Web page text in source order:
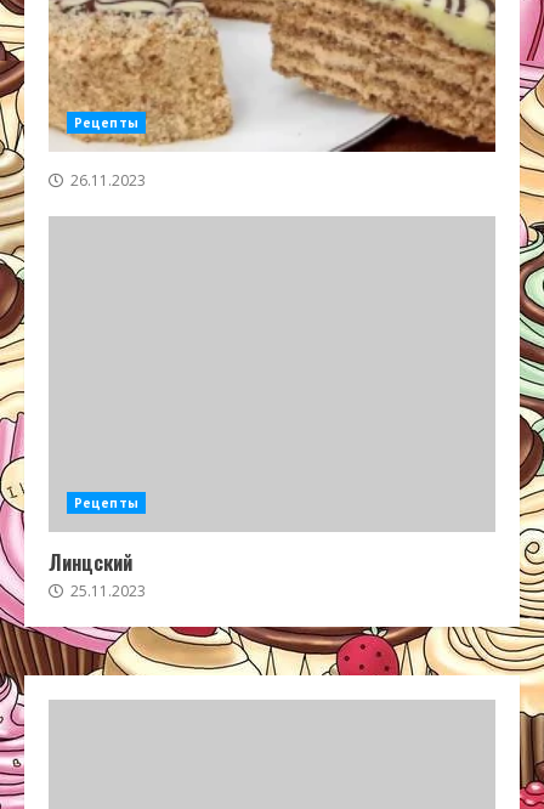
Рецепты
26.11.2023
Рецепты
Линцский
25.11.2023